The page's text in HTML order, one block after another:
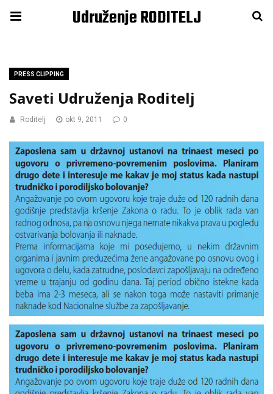
Udruženje RODITELJ
PRESS CLIPPING
Saveti Udruženja Roditelj
Roditelj okt 9, 2011 0